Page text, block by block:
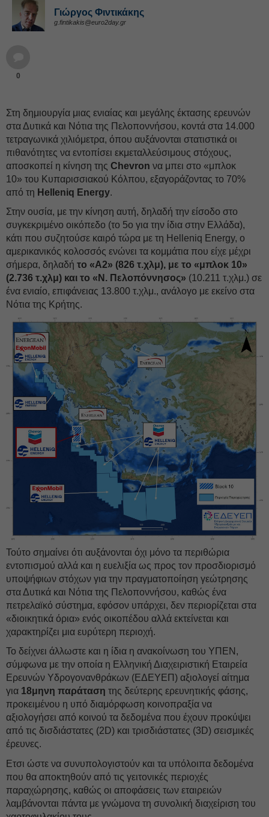
Γιώργος Φιντικάκης
g.fintikakis@euro2day.gr
0
Στη δημιουργία μιας ενιαίας και μεγάλης έκτασης ερευνών
στα Δυτικά και Νότια της Πελοποννήσου, κοντά στα 14.000
τετραγωνικά χιλιόμετρα, όπου αυξάνονται στατιστικά οι
πιθανότητες να εντοπίσει εκμεταλλεύσιμους στόχους,
αποσκοπεί η κίνηση της Chevron να μπει στο «μπλοκ
10» του Κυπαρισσιακού Κόλπου, εξαγοράζοντας το 70%
από τη Helleniq Energy.
Στην ουσία, με την κίνηση αυτή, δηλαδή την είσοδο στο
συγκεκριμένο οικόπεδο (το 5ο για την ίδια στην Ελλάδα),
κάτι που συζητούσε καιρό τώρα με τη Helleniq Energy, ο
αμερικανικός κολοσσός ενώνει τα κομμάτια που είχε μέχρι
σήμερα, δηλαδή το «Α2» (826 τ.χλμ), με το «μπλοκ 10»
(2.736 τ.χλμ) και το «Ν. Πελοπόννησος» (10.211 τ.χλμ.) σε
ένα ενιαίο, επιφάνειας 13.800 τ.χλμ., ανάλογο με εκείνο στα
Νότια της Κρήτης.
Τούτο σημαίνει ότι αυξάνονται όχι μόνο τα περιθώρια
εντοπισμού αλλά και η ευελιξία ως προς τον προσδιορισμό
υποψήφιων στόχων για την πραγματοποίηση γεώτρησης
στα Δυτικά και Νότια της Πελοποννήσου, καθώς ένα
πετρελαϊκό σύστημα, εφόσον υπάρχει, δεν περιορίζεται στα
«διοικητικά όρια» ενός οικοπέδου αλλά εκτείνεται και
χαρακτηρίζει μια ευρύτερη περιοχή.
Το δείχνει άλλωστε και η ίδια η ανακοίνωση του ΥΠΕΝ,
σύμφωνα με την οποία η Ελληνική Διαχειριστική Εταιρεία
Ερευνών Υδρογονανθράκων (ΕΔΕΥΕΠ) αξιολογεί αίτημα
για 18μηνη παράταση της δεύτερης ερευνητικής φάσης,
προκειμένου η υπό διαμόρφωση κοινοπραξία να
αξιολογήσει από κοινού τα δεδομένα που έχουν προκύψει
από τις δισδιάστατες (2D) και τρισδιάστατες (3D) σεισμικές
έρευνες.
Ετσι ώστε να συνυπολογιστούν και τα υπόλοιπα δεδομένα
που θα αποκτηθούν από τις γειτονικές περιοχές
παραχώρησης, καθώς οι αποφάσεις των εταιρειών
λαμβάνονται πάντα με γνώμονα τη συνολική διαχείριση του